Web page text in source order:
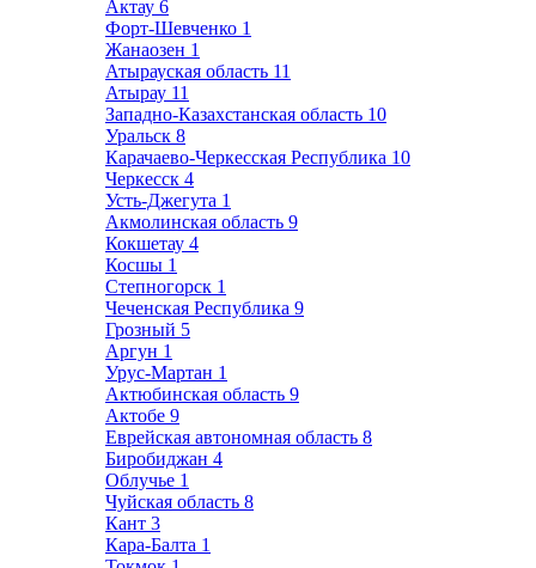
Актау 6
Форт-Шевченко 1
Жанаозен 1
Атырауская область 11
Атырау 11
Западно-Казахстанская область 10
Уральск 8
Карачаево-Черкесская Республика 10
Черкесск 4
Усть-Джегута 1
Акмолинская область 9
Кокшетау 4
Косшы 1
Степногорск 1
Чеченская Республика 9
Грозный 5
Аргун 1
Урус-Мартан 1
Актюбинская область 9
Актобе 9
Еврейская автономная область 8
Биробиджан 4
Облучье 1
Чуйская область 8
Кант 3
Кара-Балта 1